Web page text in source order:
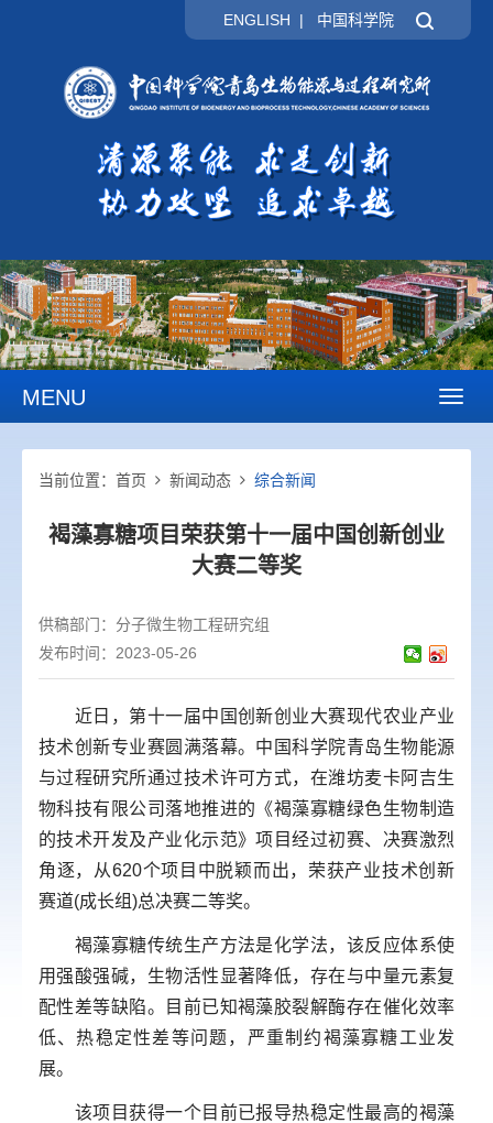
ENGLISH | 中国科学院
MENU
当前位置： 首页 新闻动态 综合新闻
褐藻寡糖项目荣获第十一届中国创新创业
大赛二等奖
供稿部门： 分子微生物工程研究组
发布时间：2023-05-26
近日，第十一届中国创新创业大赛现代农业产业
技术创新专业赛圆满落幕。中国科学院青岛生物能源
与过程研究所通过技术许可方式，在潍坊麦卡阿吉生
物科技有限公司落地推进的《褐藻寡糖绿色生物制造
的技术开发及产业化示范》项目经过初赛、决赛激烈
角逐，从620个项目中脱颖而出，荣获产业技术创新
赛道(成长组)总决赛二等奖。
褐藻寡糖传统生产方法是化学法，该反应体系使
用强酸强碱，生物活性显著降低，存在与中量元素复
配性差等缺陷。目前已知褐藻胶裂解酶存在催化效率
低、热稳定性差等问题，严重制约褐藻寡糖工业发
展。
该项目获得一个目前已报导热稳定性最高的褐藻